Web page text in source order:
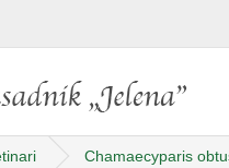
Chamaecyparis